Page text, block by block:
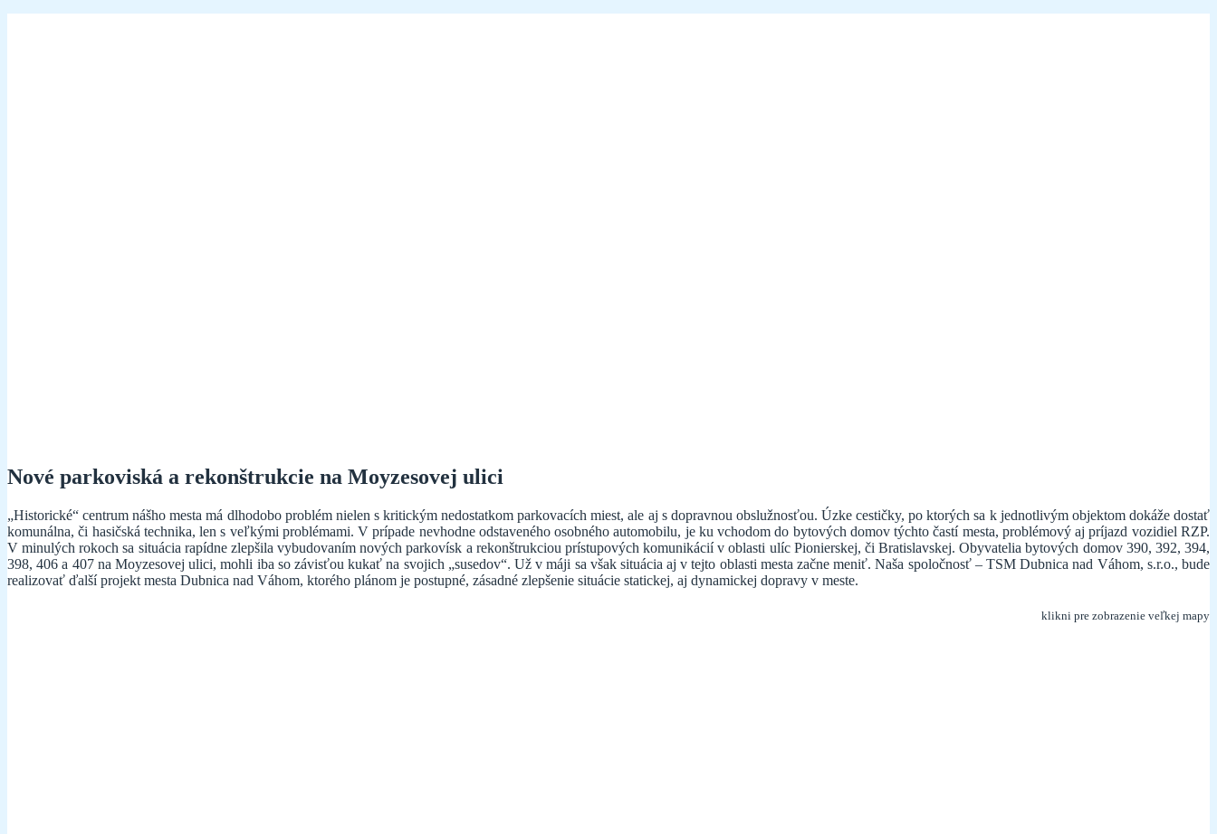
Nové parkoviská a rekonštrukcie na Moyzesovej ulici
„Historické“ centrum nášho mesta má dlhodobo problém nielen s kritickým nedostatkom parkovacích miest, ale aj s dopravnou obslužnosťou. Úzke cestičky, po ktorých sa k jednotlivým objektom dokáže dostať
komunálna, či hasičská technika, len s veľkými problémami. V prípade nevhodne odstaveného osobného automobilu, je ku vchodom do bytových domov týchto častí mesta, problémový aj príjazd vozidiel RZP.
V minulých rokoch sa situácia rapídne zlepšila vybudovaním nových parkovísk a rekonštrukciou prístupových komunikácií v oblasti ulíc Pionierskej, či Bratislavskej. Obyvatelia bytových domov 390, 392, 394,
398, 406 a 407 na Moyzesovej ulici, mohli iba so závisťou kukať na svojich „susedov“. Už v máji sa však situácia aj v tejto oblasti mesta začne meniť. Naša spoločnosť – TSM Dubnica nad Váhom, s.r.o., bude
realizovať ďalší projekt mesta Dubnica nad Váhom, ktorého plánom je postupné, zásadné zlepšenie situácie statickej, aj dynamickej dopravy v meste.
klikni pre zobrazenie veľkej mapy